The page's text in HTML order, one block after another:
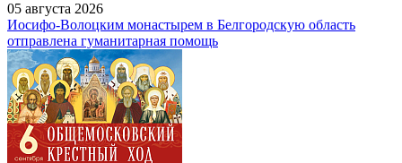
05 августа 2026
Иосифо-Волоцким монастырем в Белгородскую область
отправлена гуманитарная помощь